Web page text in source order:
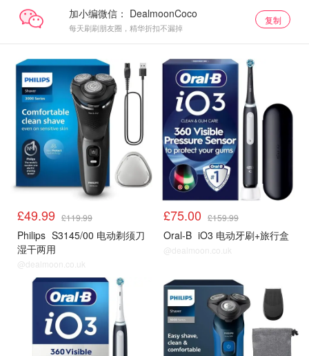
加小编微信：
每天刷刷朋友圈，精华折扣不漏掉
复制
Amazon男士
£49.99 £119.99
Philips S3145/00 电动剃须刀
湿干两用
@dealmoon.co.uk
Amazon男士
£75.00 £159.99
Oral-B iO3 电动牙刷+旅行盒
@dealmoon.co.uk
Amazon男士 Amazon男士